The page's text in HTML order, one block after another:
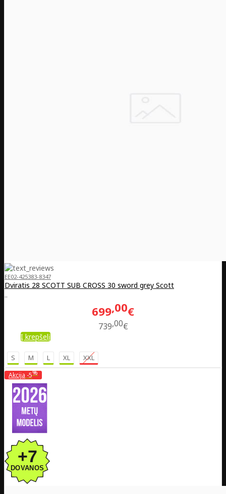
EE02-425383-8347
Dviratis 28 SCOTT SUB CROSS 30 sword grey Scott
..
699 00€
739 00€
Į krepšelį
S M L XL XXL
Akcija -5%